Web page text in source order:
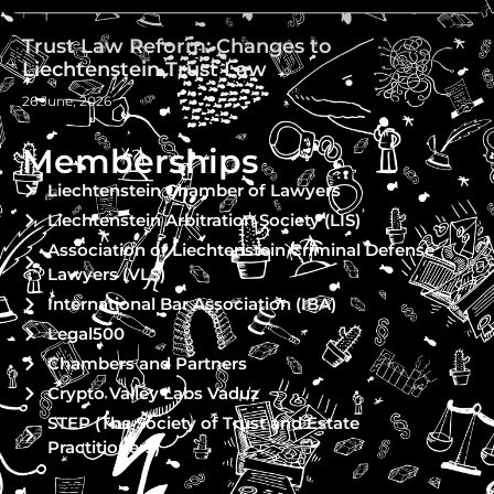
Trust Law Reform: Changes to
Liechtenstein Trust Law
26 June, 2026
Memberships
Liechtenstein Chamber of Lawyers
Liechtenstein Arbitration Society (LIS)
Association of Liechtenstein Criminal Defense
Lawyers (VLS)
International Bar Association (IBA)
Legal500
Chambers and Partners
Crypto Valley Labs Vaduz
STEP (The Society of Trust and Estate
Practitioners)